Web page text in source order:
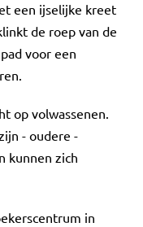
een ijselijke kreet
de roep van de
voor een
op volwassenen.
- oudere -
kunnen zich
in